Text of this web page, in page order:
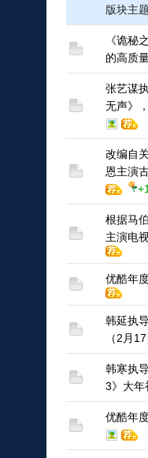
版块主题
《诡秘
的高质
张艺谋
无声》
改编自
恩主演
根据马
主演电
优酷年
韩延执
（2月
韩寒执
3》大年
优酷年